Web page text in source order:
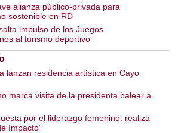
alianza público-privada para
sostenible en RD
impulso de los Juegos
al turismo deportivo
lanzan residencia artística en Cayo
marca visita de la presidenta balear a
por el liderazgo femenino: realiza
Impacto”